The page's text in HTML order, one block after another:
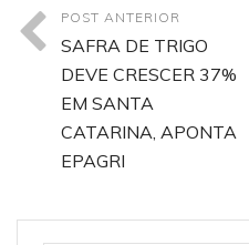
POST ANTERIOR
SAFRA DE TRIGO
DEVE CRESCER 37%
EM SANTA
CATARINA, APONTA
EPAGRI